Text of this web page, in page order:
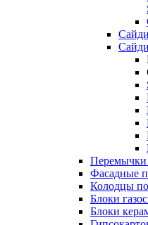
Перемычки
Фасадные
Колодцы
Блоки
Блоки